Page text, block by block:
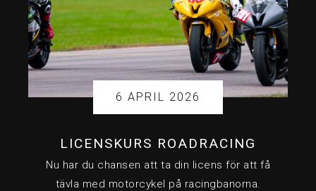
6 APRIL 2026
LICENSKURS ROADRACING
Nu har du chansen att ta din licens för att få
tävla med motorcykel på racingbanorna.